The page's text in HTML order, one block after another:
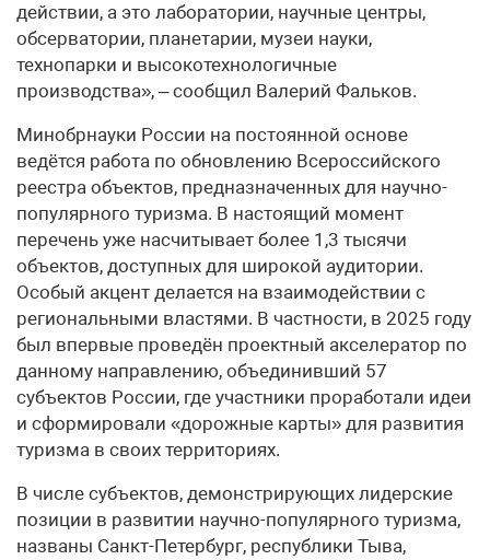
действии, а это лаборатории, научные центры,
обсерватории, планетарии, музеи науки,
технопарки и высокотехнологичные
производства», – сообщил Валерий Фальков.
Минобрнауки России на постоянной основе
ведётся работа по обновлению Всероссийского
реестра объектов, предназначенных для научно-
популярного туризма. В настоящий момент
перечень уже насчитывает более 1,3 тысячи
объектов, доступных для широкой аудитории.
Особый акцент делается на взаимодействии с
региональными властями. В частности, в 2025 году
был впервые проведён проектный акселератор по
данному направлению, объединивший 57
субъектов России, где участники проработали идеи
и сформировали «дорожные карты» для развития
туризма в своих территориях.
В числе субъектов, демонстрирующих лидерские
позиции в развитии научно-популярного туризма,
названы Санкт-Петербург, республики Тыва,